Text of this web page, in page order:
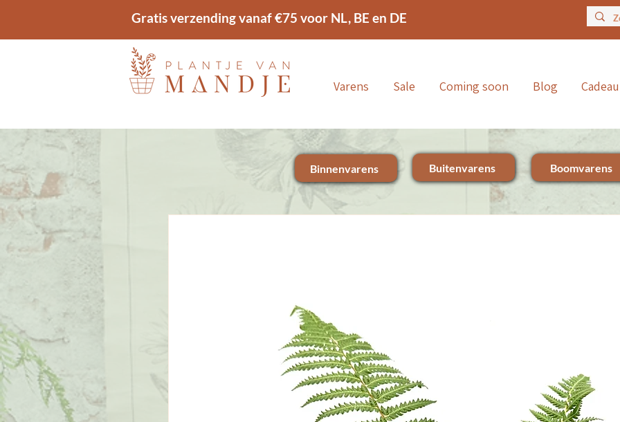
Gratis verzending vanaf €75 voor NL, BE en DE
Varens Sale Coming soon Blog
Binnenvarens Buitenvarens Boomvarens